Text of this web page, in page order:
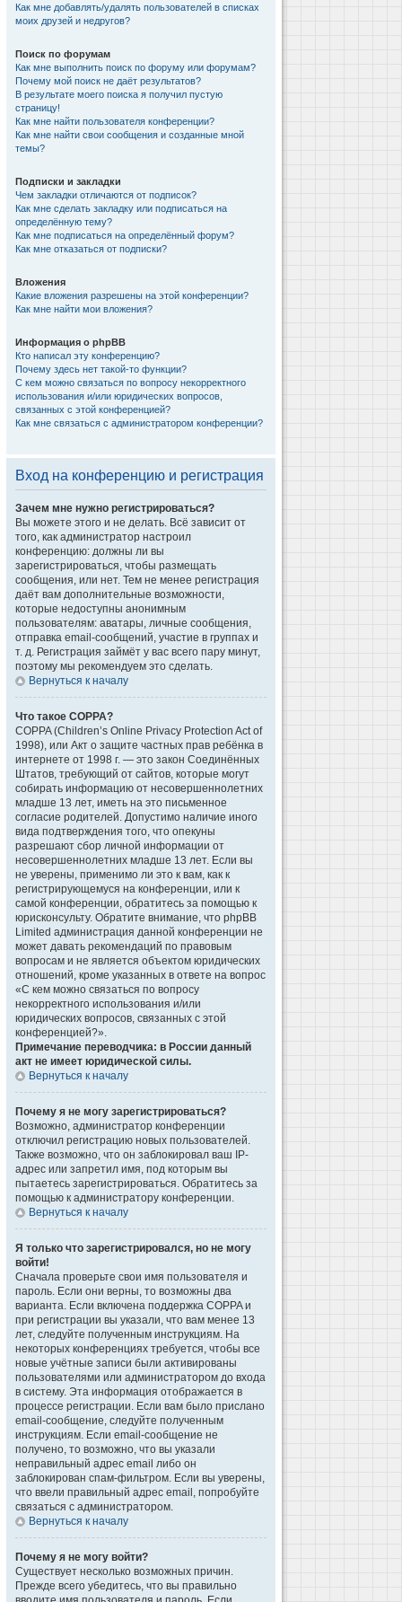
Как мне добавлять/удалять пользователей в списках
моих друзей и недругов?
Поиск по форумам
Как мне выполнить поиск по форуму или форумам?
Почему мой поиск не даёт результатов?
В результате моего поиска я получил пустую
страницу!
Как мне найти пользователя конференции?
Как мне найти свои сообщения и созданные мной
темы?
Подписки и закладки
Чем закладки отличаются от подписок?
Как мне сделать закладку или подписаться на
определённую тему?
Как мне подписаться на определённый форум?
Как мне отказаться от подписки?
Вложения
Какие вложения разрешены на этой конференции?
Как мне найти мои вложения?
Информация о phpBB
Кто написал эту конференцию?
Почему здесь нет такой-то функции?
С кем можно связаться по вопросу некорректного
использования и/или юридических вопросов,
связанных с этой конференцией?
Как мне связаться с администратором конференции?
Вход на конференцию и регистрация
Зачем мне нужно регистрироваться?
Вы можете этого и не делать. Всё зависит от
того, как администратор настроил
конференцию: должны ли вы
зарегистрироваться, чтобы размещать
сообщения, или нет. Тем не менее регистрация
даёт вам дополнительные возможности,
которые недоступны анонимным
пользователям: аватары, личные сообщения,
отправка email-сообщений, участие в группах и
т. д. Регистрация займёт у вас всего пару минут,
поэтому мы рекомендуем это сделать.
Вернуться к началу
Что такое COPPA?
COPPA (Children’s Online Privacy Protection Act of
1998), или Акт о защите частных прав ребёнка в
интернете от 1998 г. — это закон Соединённых
Штатов, требующий от сайтов, которые могут
собирать информацию от несовершеннолетних
младше 13 лет, иметь на это письменное
согласие родителей. Допустимо наличие иного
вида подтверждения того, что опекуны
разрешают сбор личной информации от
несовершеннолетних младше 13 лет. Если вы
не уверены, применимо ли это к вам, как к
регистрирующемуся на конференции, или к
самой конференции, обратитесь за помощью к
юрисконсульту. Обратите внимание, что phpBB
Limited администрация данной конференции не
может давать рекомендаций по правовым
вопросам и не является объектом юридических
отношений, кроме указанных в ответе на вопрос
«С кем можно связаться по вопросу
некорректного использования и/или
юридических вопросов, связанных с этой
конференцией?».
Примечание переводчика: в России данный
акт не имеет юридической силы.
Вернуться к началу
Почему я не могу зарегистрироваться?
Возможно, администратор конференции
отключил регистрацию новых пользователей.
Также возможно, что он заблокировал ваш IP-
адрес или запретил имя, под которым вы
пытаетесь зарегистрироваться. Обратитесь за
помощью к администратору конференции.
Вернуться к началу
Я только что зарегистрировался, но не могу
войти!
Сначала проверьте свои имя пользователя и
пароль. Если они верны, то возможны два
варианта. Если включена поддержка COPPA и
при регистрации вы указали, что вам менее 13
лет, следуйте полученным инструкциям. На
некоторых конференциях требуется, чтобы все
новые учётные записи были активированы
пользователями или администратором до входа
в систему. Эта информация отображается в
процессе регистрации. Если вам было прислано
email-сообщение, следуйте полученным
инструкциям. Если email-сообщение не
получено, то возможно, что вы указали
неправильный адрес email либо он
заблокирован спам-фильтром. Если вы уверены,
что ввели правильный адрес email, попробуйте
связаться с администратором.
Вернуться к началу
Почему я не могу войти?
Существует несколько возможных причин.
Прежде всего убедитесь, что вы правильно